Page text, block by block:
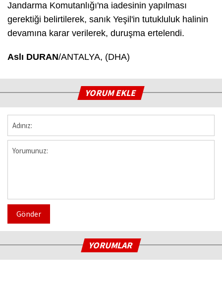
Jandarma Komutanlığı'na iadesinin yapılması
gerektiği belirtilerek, sanık Yeşil'in tutukluluk halinin
devamına karar verilerek, duruşma ertelendi.
Aslı DURAN/ANTALYA, (DHA)
YORUM EKLE
Gönder
YORUMLAR